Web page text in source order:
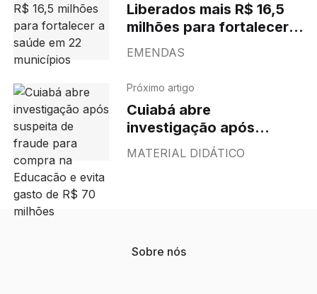
Liberados mais R$ 16,5
milhões para fortalecer a
saúde em 22 municípios
EMENDAS
Próximo artigo
Cuiabá abre
investigação após
suspeita de fraude para
compra na Educacão e
MATERIAL DIDÁTICO
Sobre nós